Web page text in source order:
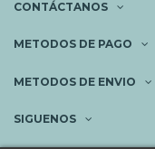
CONTÁCTANOS
METODOS DE PAGO
METODOS DE ENVIO
SIGUENOS